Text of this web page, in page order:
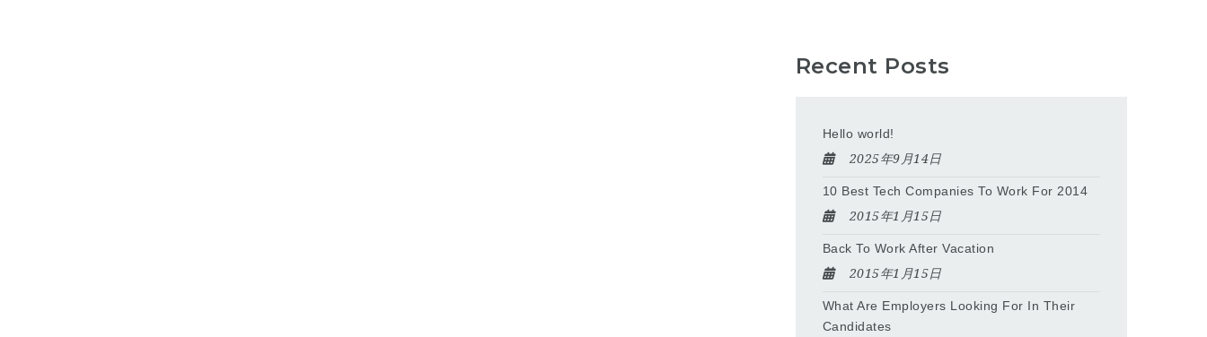
Recent Posts
Hello world!
2025年9月14日
10 Best Tech Companies To Work For 2014
2015年1月15日
Back To Work After Vacation
2015年1月15日
What Are Employers Looking For In Their
Candidates